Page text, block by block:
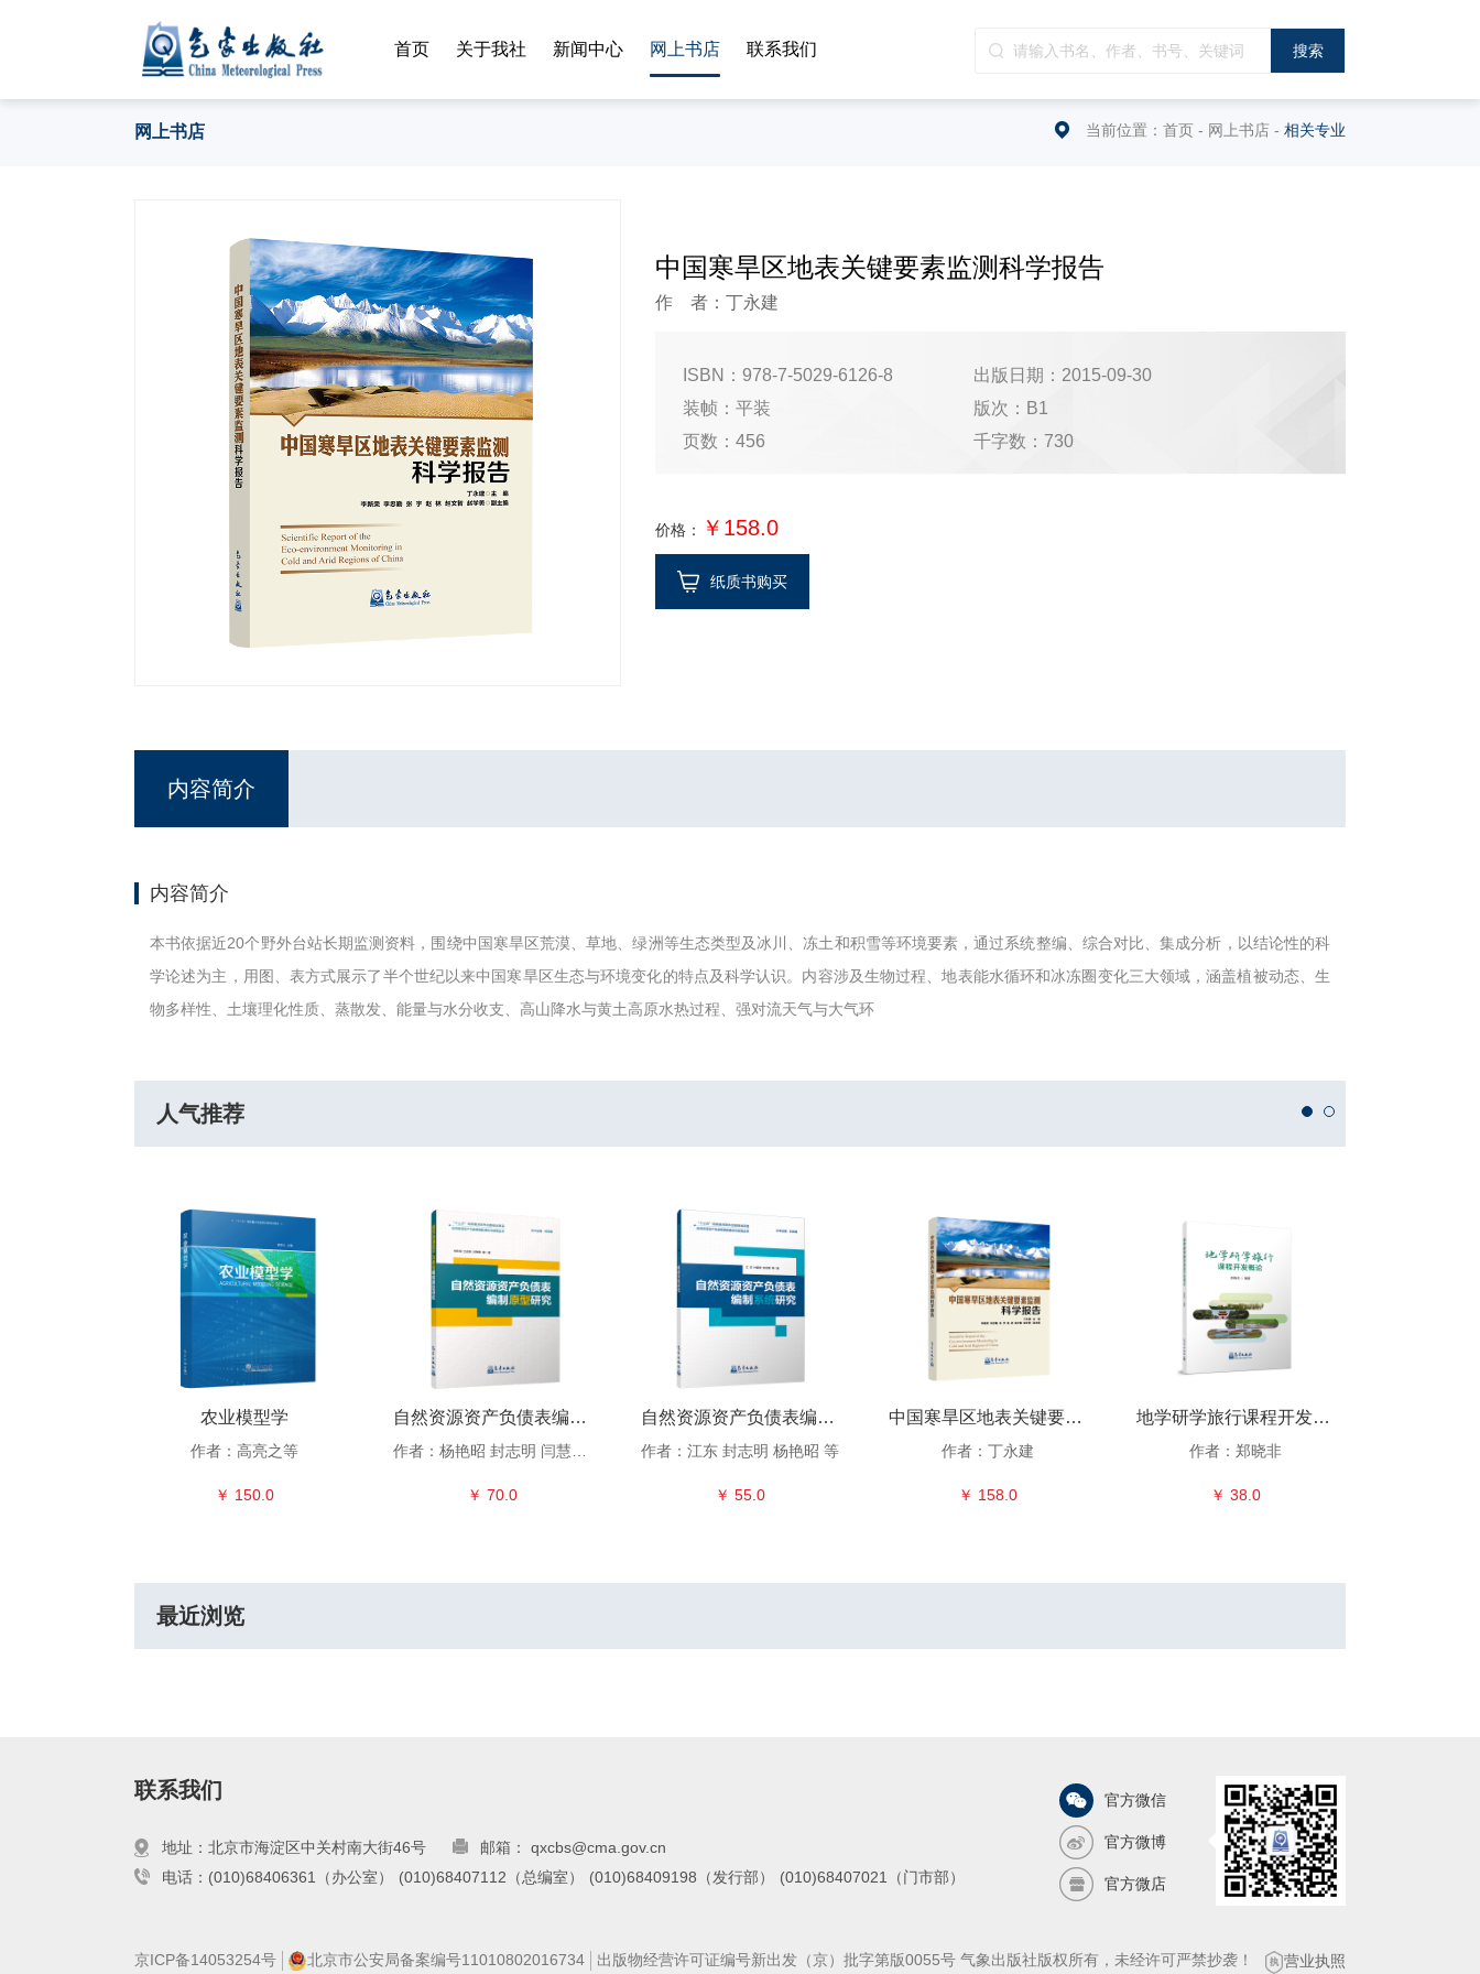
首页 关于我社 新闻中心 网上书店 联系我们
网上书店 当前位置： 首页 - 网上书店 - 相关专业
中国寒旱区地表关键要素监测科学报告
作 者：丁永建
ISBN：978-7-5029-6126-8
出版日期：2015-09-30
装帧：平装
版次：B1
页数：456
千字数：730
价格： ￥158.0
纸质书购买
内容简介
内容简介
本书依据近20个野外台站长期监测资料，围绕中国寒旱区荒漠、草地、绿洲等生态类型及冰川、冻土和积雪等环境要素，通过系统整编、综合对比、集成分析，以结论性的科
学论述为主，用图、表方式展示了半个世纪以来中国寒旱区生态与环境变化的特点及科学认识。内容涉及生物过程、地表能水循环和冰冻圈变化三大领域，涵盖植被动态、生
物多样性、土壤理化性质、蒸散发、能量与水分收支、高山降水与黄土高原水热过程、强对流天气与大气环
人气推荐
农业模型学
作者：高亮之等
￥ 150.0
自然资源资产负债表编制原型研究
￥ 70.0
自然资源资产负债表编制系统研究
作者：江东 封志明 杨艳昭 等
￥ 55.0
中国寒旱区地表关键要素监测科学报告
作者：丁永建
￥ 158.0
地学研学旅行课程开发概论
作者：郑晓非
￥ 38.0
最近浏览
官方微信
官方微博
官方微店
联系我们
地址：北京市海淀区中关村南大街46号
邮箱： qxcbs@cma.gov.cn
电话：(010)68406361（办公室）
(010)68407112（总编室） (010)68409198（发行部） (010)68407021（门市部）
京ICP备14053254号 北京市公安局备案编号11010802016734 出版物经营许可证编号新出发（京）批字第版0055号 气象出版社版权所有，未经许可严禁抄袭！ 营业执照